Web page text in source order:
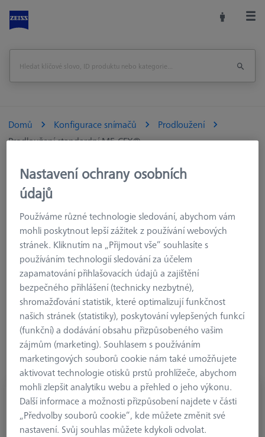
Domů Konfigurace snímačů
Prodloužení
Prodloužení standardní M5 CFX®
Prodloužení standardní M5 CFX®
Prodloužení M5 jsou přizpůsobeny systémům snímačů VAST.
Jsou rozmanité, shodný je materiál (délka 40 mm) a jeho
unikátní zpracování: Jsou založeny na technologii uhlíkových
vláken odolné proti ohybu a krutu, která i v nižším cenovém
segmentu překonává kovová řešení. U tří dostupných variant,
ZEISS REACH CFX 1, CFX 3 a CFX 5, prodloužení odpovídají
úrovni přesnosti příslušného souřadnicového měřicího stroje.
Zjistěte více o Prodloužení standardní M5
CFX®
Nastavení ochrany osobních
údajů
Používáme různé technologie sledování, abychom vám
mohli poskytnout lepší zážitek z používání webových
stránek. Kliknutím na „Přijmout vše“ souhlasíte s
používáním technologií sledování za účelem
zapamatování přihlašovacích údajů a zajištění
bezpečného přihlášení (technicky nezbytné),
shromažďování statistik, které optimalizují funkčnost
našich stránek (statistiky), poskytování vylepšených funkcí
(funkční) a dodávání obsahu přizpůsobeného vašim
zájmům (marketing). Souhlasem s používáním
marketingových souborů cookie nám také umožňujete
aktivovat technologie otisků prstů prohlížeče, abychom
mohli zlepšit analytiku webu a přehled o jeho výkonu.
Další informace a možnosti přizpůsobení najdete v části
„Předvolby souborů cookie“, kde můžete změnit své
nastavení. Svůj souhlas můžete kdykoli odvolat.